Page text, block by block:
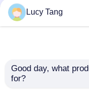
Controllo della
Notizie
P10mm esterno
Lucy Tang
Good day, what
for?